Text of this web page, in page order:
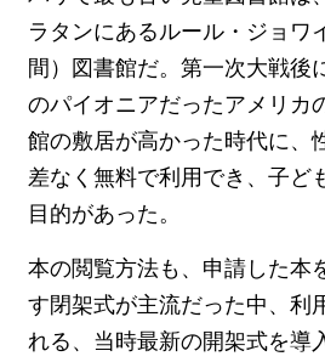
ラタンにあるルール・ジョワ
間）図書館だ。第一次大戦後
のパイオニアだったアメリカ
館の敷居が高かった時代に、
差なく無料で利用でき、子ど
目的があった。
本の閲覧方法も、申請した本
す閉架式が主流だった中、利
れる、当時最新の開架式を導